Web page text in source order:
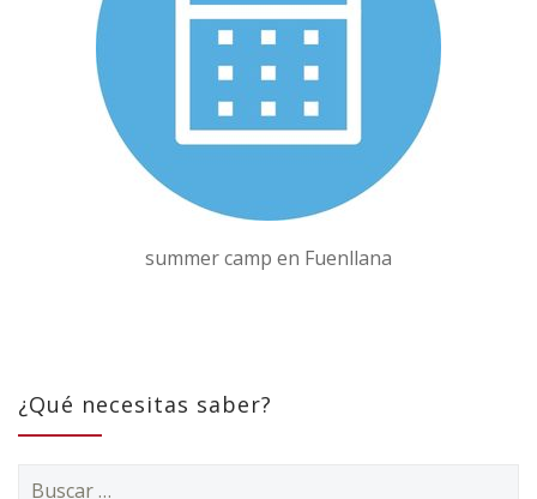
summer camp en Fuenllana
¿Qué necesitas saber?